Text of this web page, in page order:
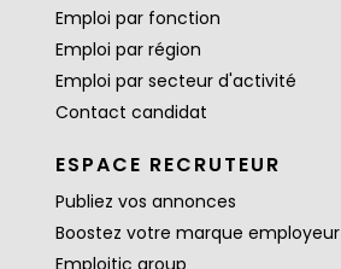
Emploi par fonction
Emploi par région
Emploi par secteur d'activité
Contact candidat
ESPACE RECRUTEUR
Publiez vos annonces
Boostez votre marque employeur
Emploitic group